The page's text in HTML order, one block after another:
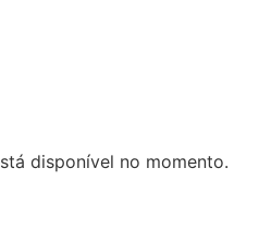
disponível no momento.